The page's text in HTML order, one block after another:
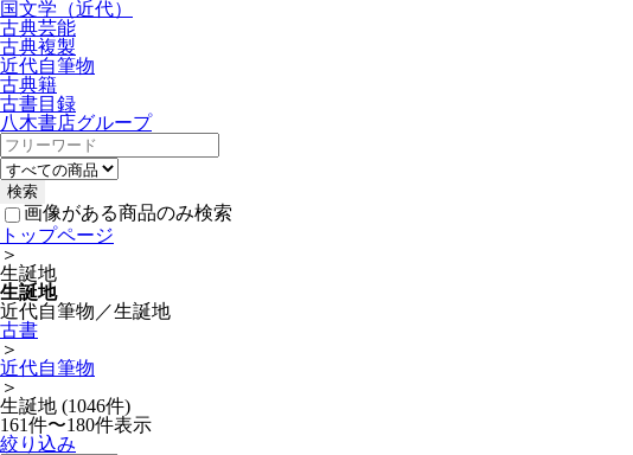
国文学（近代）
古典芸能
古典複製
近代自筆物
古典籍
古書目録
八木書店グループ
画像がある商品のみ検索
トップページ
＞
生誕地
生誕地
近代自筆物／生誕地
古書
＞
近代自筆物
＞
生誕地 (1046件)
161件〜180件表示
絞り込み